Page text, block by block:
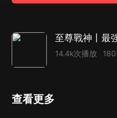
14.4k次播放
查看更多